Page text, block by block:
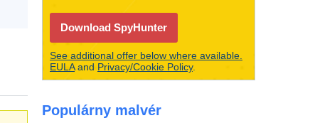
Download SpyHunter
See additional offer below where available.
EULAand Privacy/Cookie Policy.
Populárny malvér